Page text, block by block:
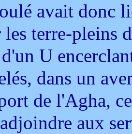
avait donc
les terre-pleins
U
dans un
de l'Agha,
aux